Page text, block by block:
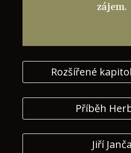
zájem.
Rozšířené
Příběh
Jiří Janča